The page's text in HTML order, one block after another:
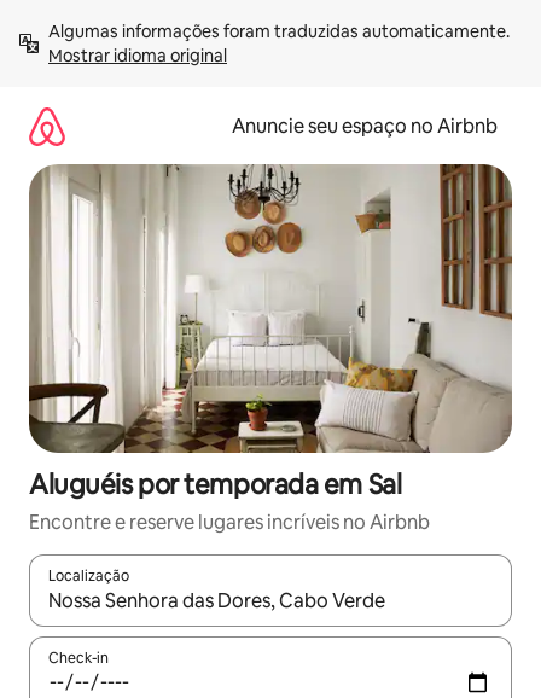
para
Mostrar idioma original
Anuncie seu espaço no Airbnb
Aluguéis por temporada em Sal
Encontre e reserve lugares incríveis no Airbnb
Localização
Quando os resultados estiverem disponíveis, explore-os
Check-in